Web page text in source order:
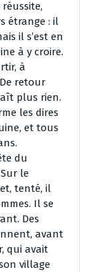
étrange : il
il s’est en
à y croire.
à
retour
plus rien.
les dires
et tous
du
le
tenté, il
Il se
Des
avant
qui avait
village